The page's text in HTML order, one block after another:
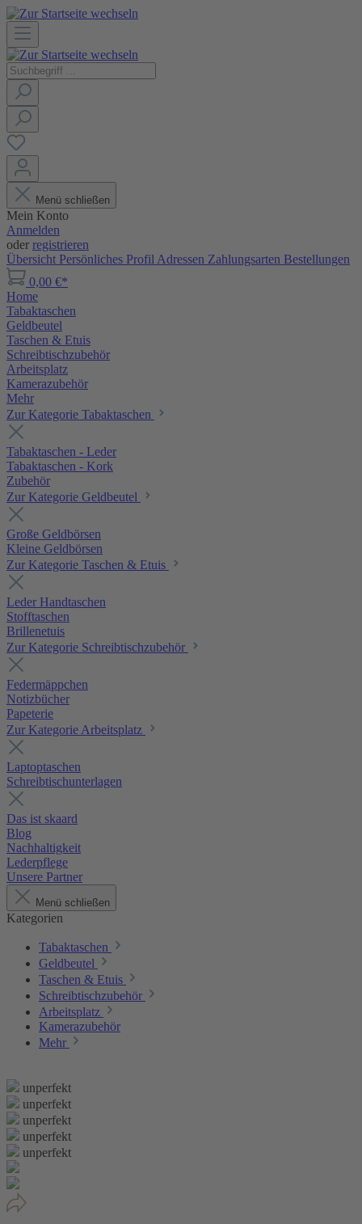
Menü schließen
Mein Konto
Anmelden
oder registrieren
Übersicht Persönliches Profil Adressen Zahlungsarten Bestellungen
0,00 €*
Home
Tabaktaschen
Geldbeutel
Taschen & Etuis
Schreibtischzubehör
Arbeitsplatz
Kamerazubehör
Mehr
Zur Kategorie Tabaktaschen
Tabaktaschen - Leder
Tabaktaschen - Kork
Zubehör
Zur Kategorie Geldbeutel
Große Geldbörsen
Kleine Geldbörsen
Zur Kategorie Taschen & Etuis
Leder Handtaschen
Stofftaschen
Brillenetuis
Zur Kategorie Schreibtischzubehör
Federmäppchen
Notizbücher
Papeterie
Zur Kategorie Arbeitsplatz
Laptoptaschen
Schreibtischunterlagen
Das ist skaard
Blog
Nachhaltigkeit
Lederpflege
Unsere Partner
Menü schließen
Kategorien
Tabaktaschen
Geldbeutel
Taschen & Etuis
Schreibtischzubehör
Arbeitsplatz
Kamerazubehör
Mehr
unperfekt
unperfekt
unperfekt
unperfekt
unperfekt